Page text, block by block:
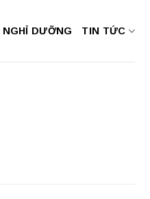
NGHỈ DƯỠNG TIN TỨC